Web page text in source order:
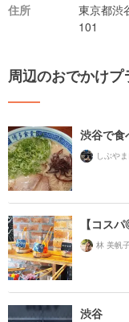
住所
東京都渋
101
周辺のおでかけプ
渋谷で食
しぶや
【コス
林 美帆
渋谷